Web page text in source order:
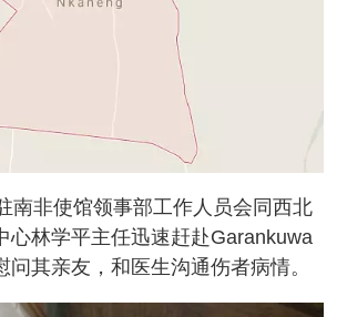
南非使馆领事部工作人员会同西北
心林学平主任迅速赶赴Garankuwa
问其亲友，和医生沟通伤者病情。